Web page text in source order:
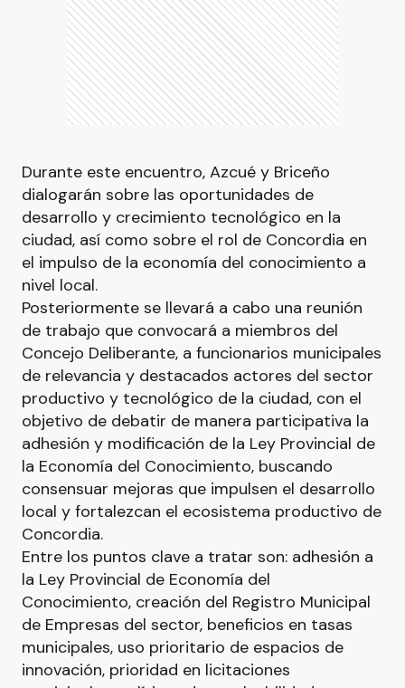
Durante este encuentro, Azcué y Briceño
dialogarán sobre las oportunidades de
desarrollo y crecimiento tecnológico en la
ciudad, así como sobre el rol de Concordia en
el impulso de la economía del conocimiento a
nivel local.
Posteriormente se llevará a cabo una reunión
de trabajo que convocará a miembros del
Concejo Deliberante, a funcionarios municipales
de relevancia y destacados actores del sector
productivo y tecnológico de la ciudad, con el
objetivo de debatir de manera participativa la
adhesión y modificación de la Ley Provincial de
la Economía del Conocimiento, buscando
consensuar mejoras que impulsen el desarrollo
local y fortalezcan el ecosistema productivo de
Concordia.
Entre los puntos clave a tratar son: adhesión a
la Ley Provincial de Economía del
Conocimiento, creación del Registro Municipal
de Empresas del sector, beneficios en tasas
municipales, uso prioritario de espacios de
innovación, prioridad en licitaciones